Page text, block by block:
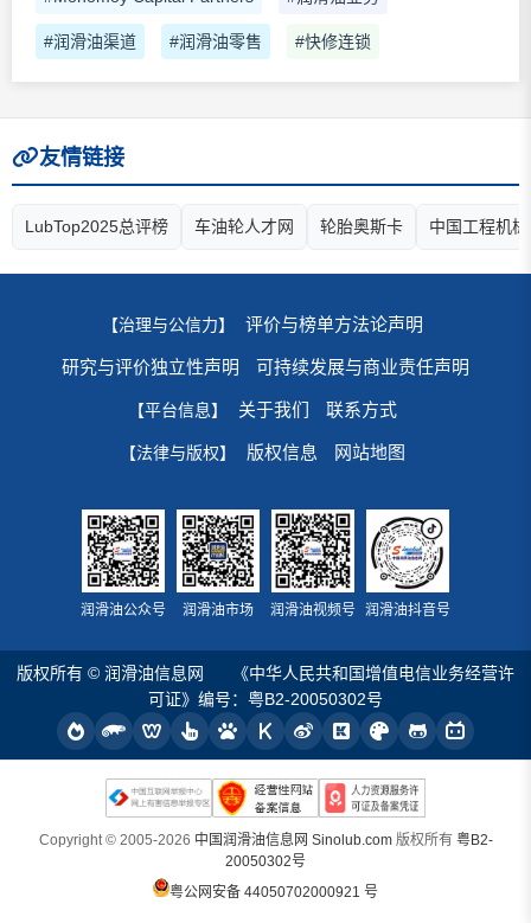
#润滑油渠道 #润滑油零售 #快修连锁
友情链接
LubTop2025总评榜 车油轮人才网 轮胎奥斯卡 中国工程机
【治理与公信力】 评价与榜单方法论声明
研究与评价独立性声明 可持续发展与商业责任声明
【平台信息】 关于我们 联系方式
【法律与版权】 版权信息 网站地图
润滑油公众号 润滑油市场 润滑油视频号 润滑油抖音号
版权所有 © 润滑油信息网
《中华人民共和国增值电信业务经营许
可证》编号：粤B2-20050302号
Copyright © 2005-2026 中国润滑油信息网 Sinolub.com版权所有 粤B2-
20050302号
粤公网安备 44050702000921 号